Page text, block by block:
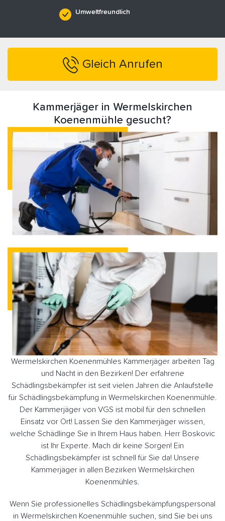
Umweltfreundlich
Gleich Anrufen
Kammerjäger in Wermelskirchen
Koenenmühle gesucht?
Wermelskirchen Koenenmühles Kammerjäger arbeiten Tag
und Nacht in den Bezirken! Der erfahrene
Schädlingsbekämpfer ist seit vielen Jahren die Anlaufstelle
für Schädlingsbekämpfung in Wermelskirchen Koenenmühle.
Der Kammerjäger von VGS ist mobil für den schnellen
Einsatz vor Ort! Lassen Sie den Kammerjäger wissen,
welche Schädlinge Sie in Ihrem Haus haben. Herr Boskovic
ist Ihr Experte. Mach dir keine Sorgen! Ein
Schädlingsbekämpfer ist schnell für Sie da! Unsere
Kammerjäger in allen Bezirken Wermelskirchen
Koenenmühles.
Wenn Sie professionelles Schädlingsbekämpfungspersonal
in Wermelskirchen Koenenmühle suchen, sind Sie bei uns